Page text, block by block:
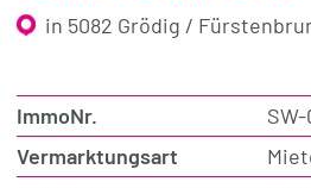
in 5082 Grödig /
ImmoNr.
SW-
Vermarktungsart